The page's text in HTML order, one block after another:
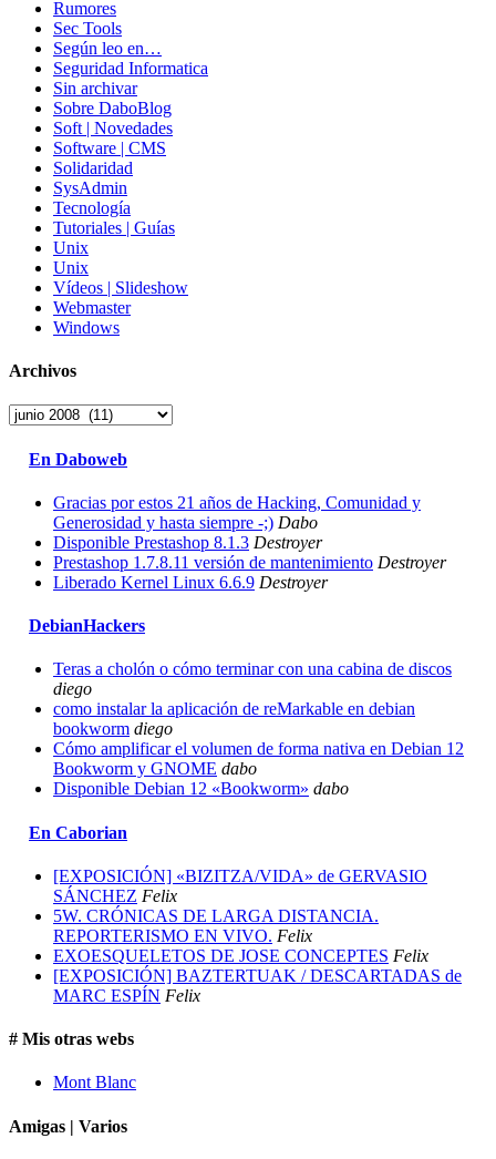
Rumores
Sec Tools
Según leo en…
Seguridad Informatica
Sin archivar
Sobre DaboBlog
Soft | Novedades
Software | CMS
Solidaridad
SysAdmin
Tecnología
Tutoriales | Guías
Unix
Unix
Vídeos | Slideshow
Webmaster
Windows
Archivos
Archivos
En Daboweb
Gracias por estos 21 años de Hacking, Comunidad y
Generosidad y hasta siempre -;) Dabo
Disponible Prestashop 8.1.3 Destroyer
Prestashop 1.7.8.11 versión de mantenimiento Destroyer
Liberado Kernel Linux 6.6.9 Destroyer
DebianHackers
Teras a cholón o cómo terminar con una cabina de discos
diego
como instalar la aplicación de reMarkable en debian
bookworm diego
Cómo amplificar el volumen de forma nativa en Debian 12
Bookworm y GNOME dabo
Disponible Debian 12 «Bookworm» dabo
En Caborian
[EXPOSICIÓN] «BIZITZA/VIDA» de GERVASIO
SÁNCHEZ Felix
5W. CRÓNICAS DE LARGA DISTANCIA.
REPORTERISMO EN VIVO. Felix
EXOESQUELETOS DE JOSE CONCEPTES Felix
[EXPOSICIÓN] BAZTERTUAK / DESCARTADAS de
MARC ESPÍN Felix
# Mis otras webs
Mont Blanc
Amigas | Varios